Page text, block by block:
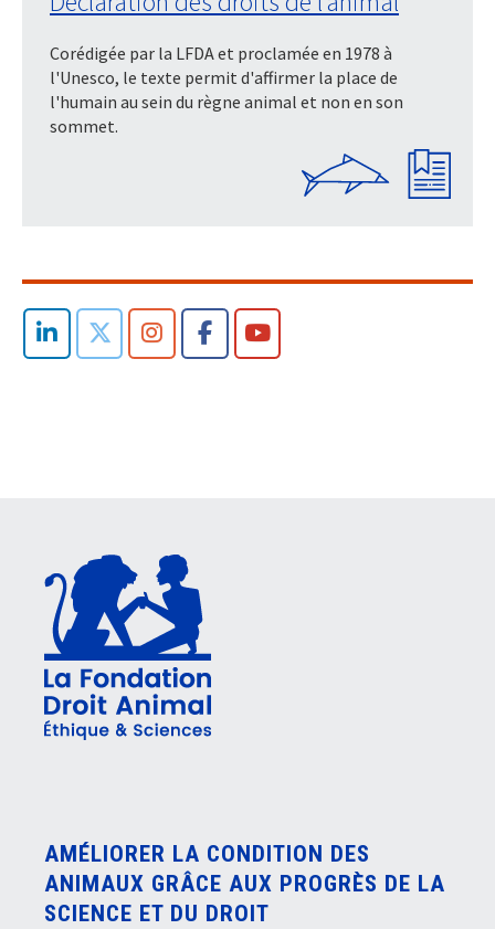
Corédigée par la LFDA et proclamée en 1978 à
l'Unesco, le texte permit d'affirmer la place de
l'humain au sein du règne animal et non en son
sommet.
AMÉLIORER LA CONDITION DES
ANIMAUX GRÂCE AUX PROGRÈS DE LA
SCIENCE ET DU DROIT